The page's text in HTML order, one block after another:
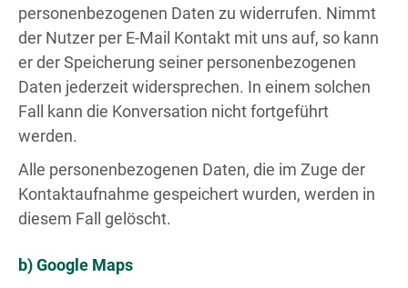
personenbezogenen Daten zu widerrufen. Nimmt
der Nutzer per E-Mail Kontakt mit uns auf, so kann
er der Speicherung seiner personenbezogenen
Daten jederzeit widersprechen. In einem solchen
Fall kann die Konversation nicht fortgeführt
werden.
Alle personenbezogenen Daten, die im Zuge der
Kontaktaufnahme gespeichert wurden, werden in
diesem Fall gelöscht.
b) Google Maps